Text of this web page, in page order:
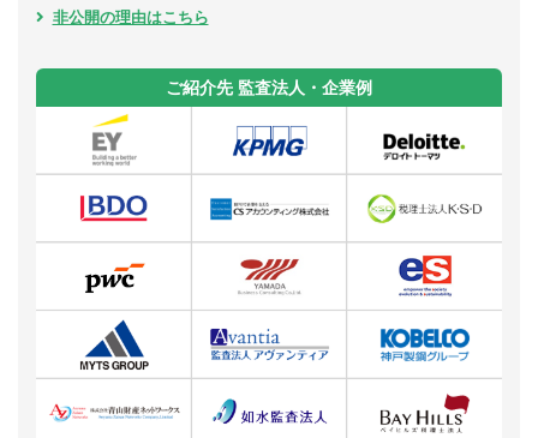
非公開の理由はこちら
ご紹介先 監査法人・企業例